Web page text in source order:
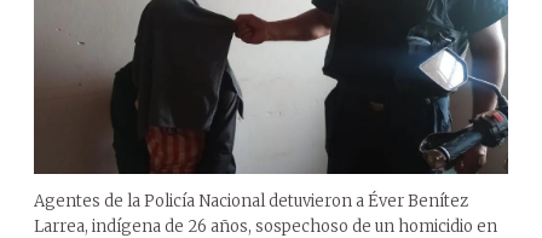
Agentes de la Policía Nacional detuvieron a Éver Benítez
Larrea, indígena de 26 años, sospechoso de un homicidio en